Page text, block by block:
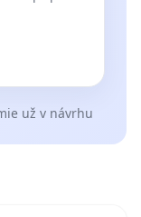
už v návrhu